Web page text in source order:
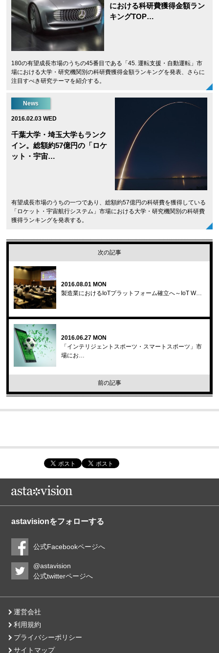
における科研費獲得金額ラン
キングTOP…
180の有望成長市場のうちの45番目である「45. 運転支援・自動運転」市
場における大学・研究機関別の科研費獲得金額ランキングを発表、さらに
注目すべき研究テーマを紹介する。
News
2016.02.03 WED
千葉大学・埼玉大学もランク
イン。総額約57億円の「ロケ
ット・宇宙…
有望成長市場のうちの一つであり、総額約57億円の科研費を獲得している
「ロケット・宇宙航行システム」市場における大学・研究機関別の科研費
獲得ランキングを発表する。
次の記事
2016.08.01 MON
製造業におけるIoTプラットフォーム確立へ～IoT W…
2016.06.27 MON
「インテリジェントスポーツ・スマートスポーツ」市
場にお…
前の記事
astavisionをフォローする
公式Facebookページへ
@astavision
公式twitterページへ
運営会社
利用規約
プライバシーポリシー
サイトマップ